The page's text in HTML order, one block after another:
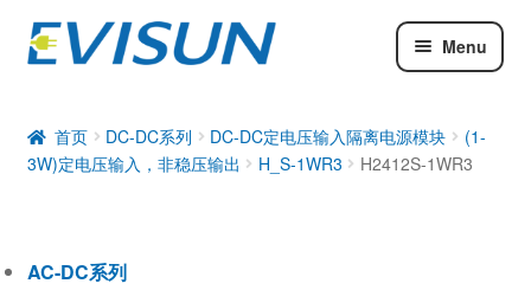
Menu
DC-DC系列
工业通信模块
首页 DC-DC系列 DC-DC定电压输入隔离电源模块
(1-
3W)定电压输入，非稳压输出
H_S-1WR3 H2412S-1WR3
AC-DC系列